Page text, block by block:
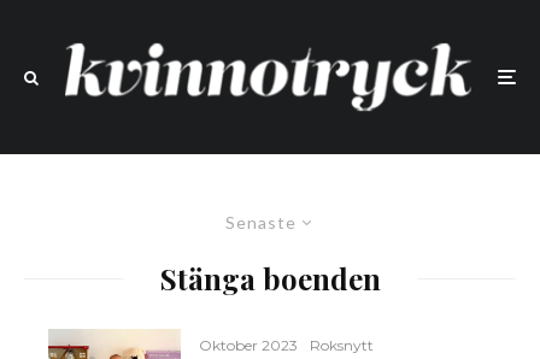
Senaste
Stänga boenden
Oktober 2023 Roksnytt